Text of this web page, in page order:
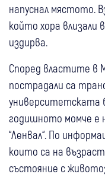
напуснал мястото.
който хора влизали
издирва.
Според властите в
пострадали са
университетската
годишното момче е
“Ленвал“. По
които са на
състояние с